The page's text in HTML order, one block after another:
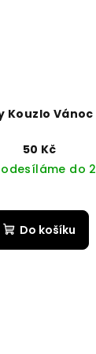
Kouzlo
50 Kč
do
Do košíku